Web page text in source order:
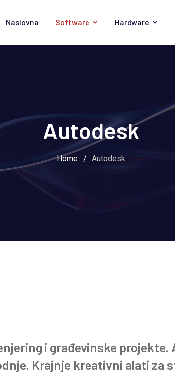
Naslovna Software Hardware
Autodesk
Home / Autodesk
i građevinske
Krajnje kreativni alati za